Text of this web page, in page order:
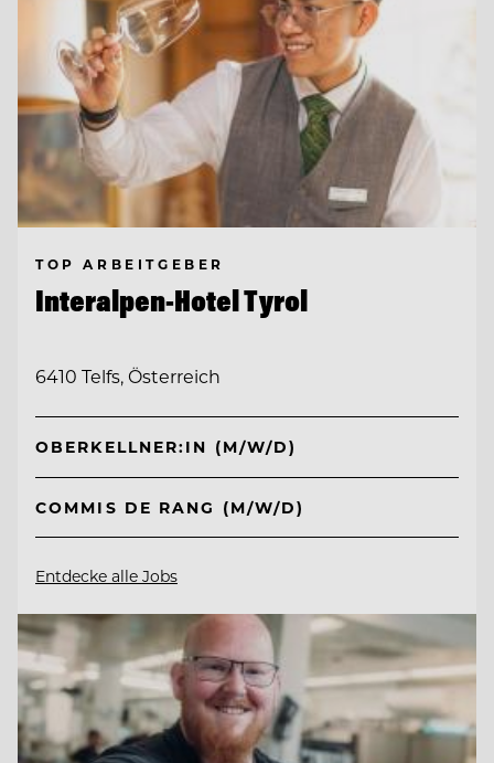
TOP ARBEITGEBER
Interalpen-Hotel Tyrol
6410 Telfs, Österreich
OBERKELLNER:IN (M/W/D)
COMMIS DE RANG (M/W/D)
Entdecke alle Jobs